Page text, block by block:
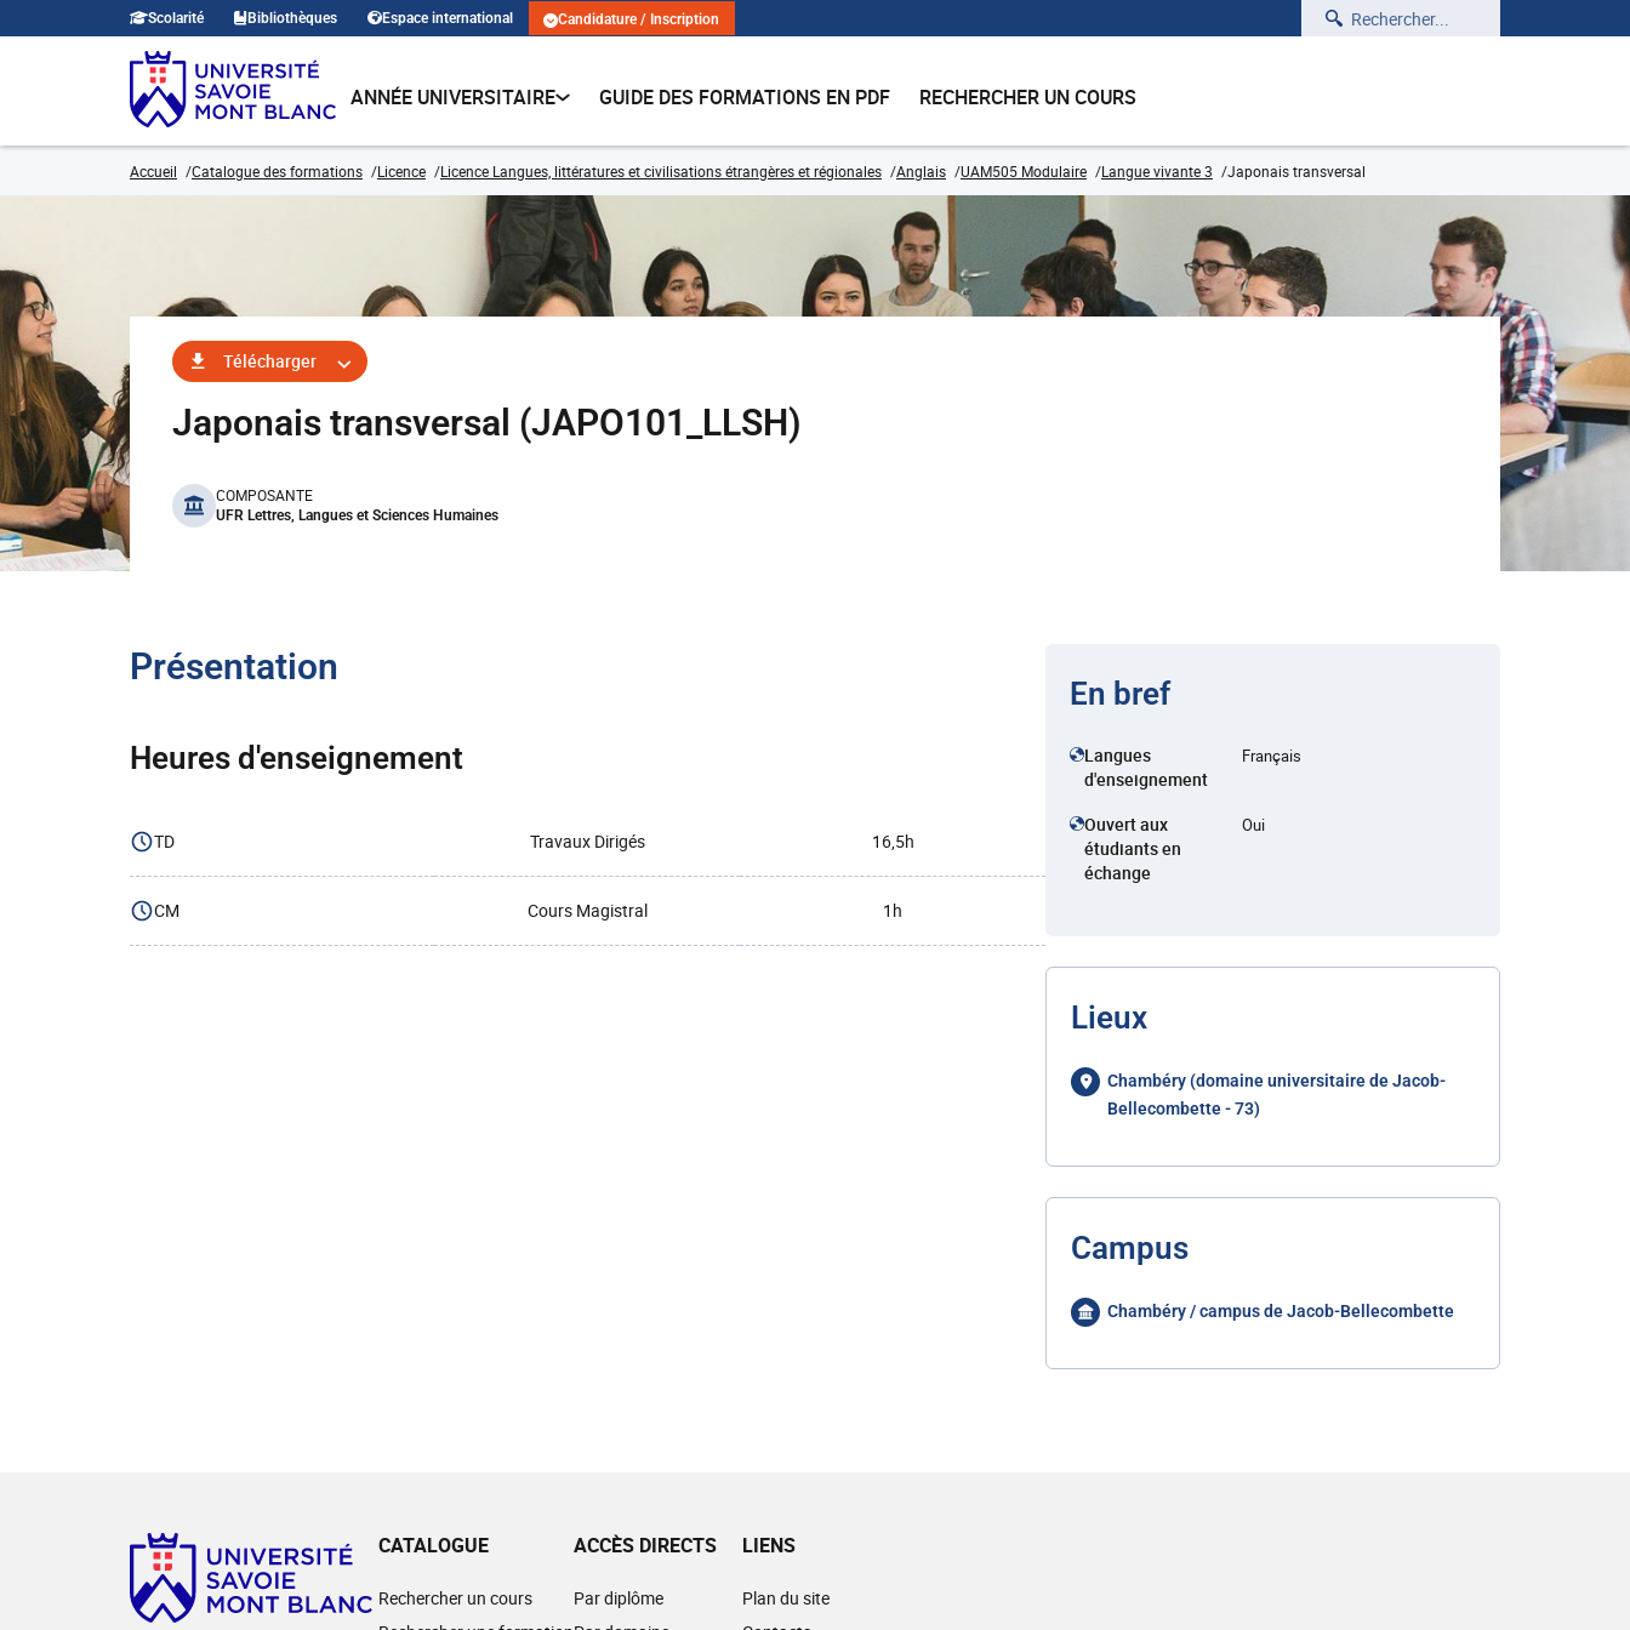
Scolarité Bibliothèques Espace international Candidature / Inscription Rechercher
ANNÉE UNIVERSITAIRE GUIDE DES FORMATIONS EN PDF RECHERCHER UN COURS
Accueil Catalogue des formations Licence Licence Langues, littératures et civilisations étrangères et régionales Anglais UAM505 Modulaire Langue vivante 3 Japonais transversal
Télécharger
Japonais transversal (JAPO101_LLSH)
benefits
COMPOSANTE
UFR Lettres, Langues et Sciences Humaines
Présentation
Heures d'enseignement
TD Travaux Dirigés 16,5h
CM Cours Magistral 1h
En bref
Langues
d'enseignement
Français
Ouvert aux
étudiants en
échange
Oui
Lieux
Chambéry (domaine universitaire de Jacob-
Bellecombette - 73)
Campus
Chambéry / campus de Jacob-Bellecombette
CATALOGUE
Rechercher un cours
ACCÈS DIRECTS
Par diplôme
LIENS
Plan du site